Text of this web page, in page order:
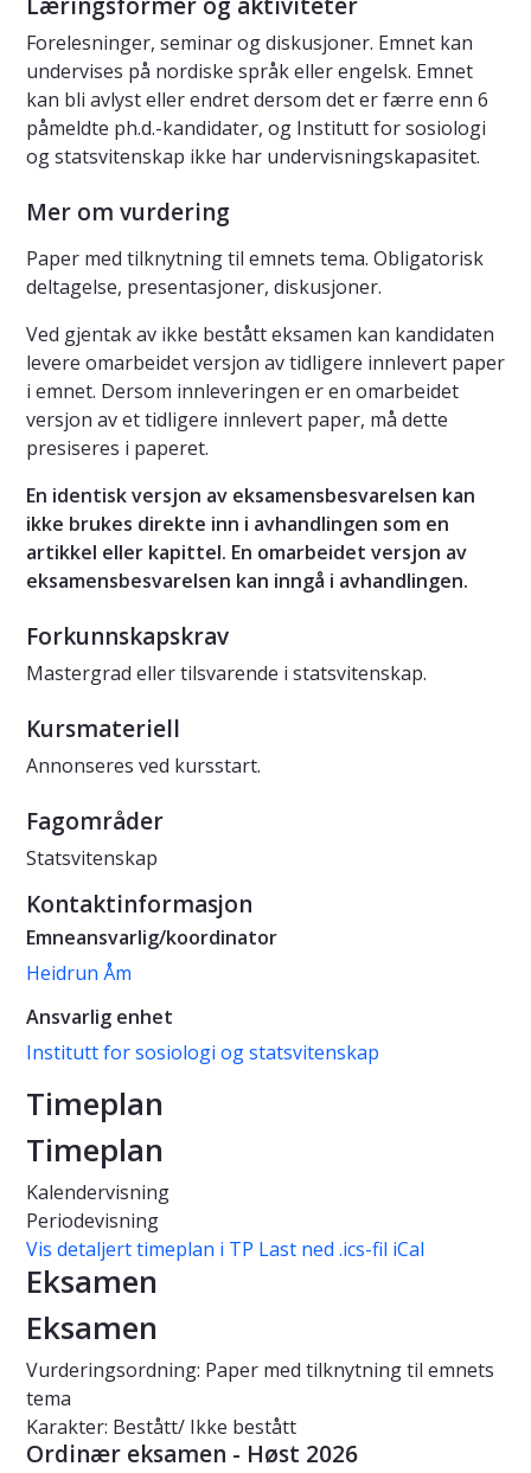
Forelesninger, seminar og diskusjoner. Emnet kan
undervises på nordiske språk eller engelsk. Emnet
kan bli avlyst eller endret dersom det er færre enn 6
påmeldte ph.d.-kandidater, og Institutt for sosiologi
og statsvitenskap ikke har undervisningskapasitet.
Mer om vurdering
Paper med tilknytning til emnets tema. Obligatorisk
deltagelse, presentasjoner, diskusjoner.
Ved gjentak av ikke bestått eksamen kan kandidaten
levere omarbeidet versjon av tidligere innlevert paper
i emnet. Dersom innleveringen er en omarbeidet
versjon av et tidligere innlevert paper, må dette
presiseres i paperet.
En identisk versjon av eksamensbesvarelsen kan
ikke brukes direkte inn i avhandlingen som en
artikkel eller kapittel. En omarbeidet versjon av
eksamensbesvarelsen kan inngå i avhandlingen.
Forkunnskapskrav
Mastergrad eller tilsvarende i statsvitenskap.
Kursmateriell
Annonseres ved kursstart.
Fagområder
Statsvitenskap
Kontaktinformasjon
Emneansvarlig/koordinator
Heidrun Åm
Ansvarlig enhet
Institutt for sosiologi og statsvitenskap
Timeplan
Timeplan
Kalendervisning
Periodevisning
Vis detaljert timeplan i TP Last ned .ics-fil iCal
Eksamen
Eksamen
Vurderingsordning: Paper med tilknytning til emnets
tema
Karakter: Bestått/ Ikke bestått
Ordinær eksamen - Høst 2026